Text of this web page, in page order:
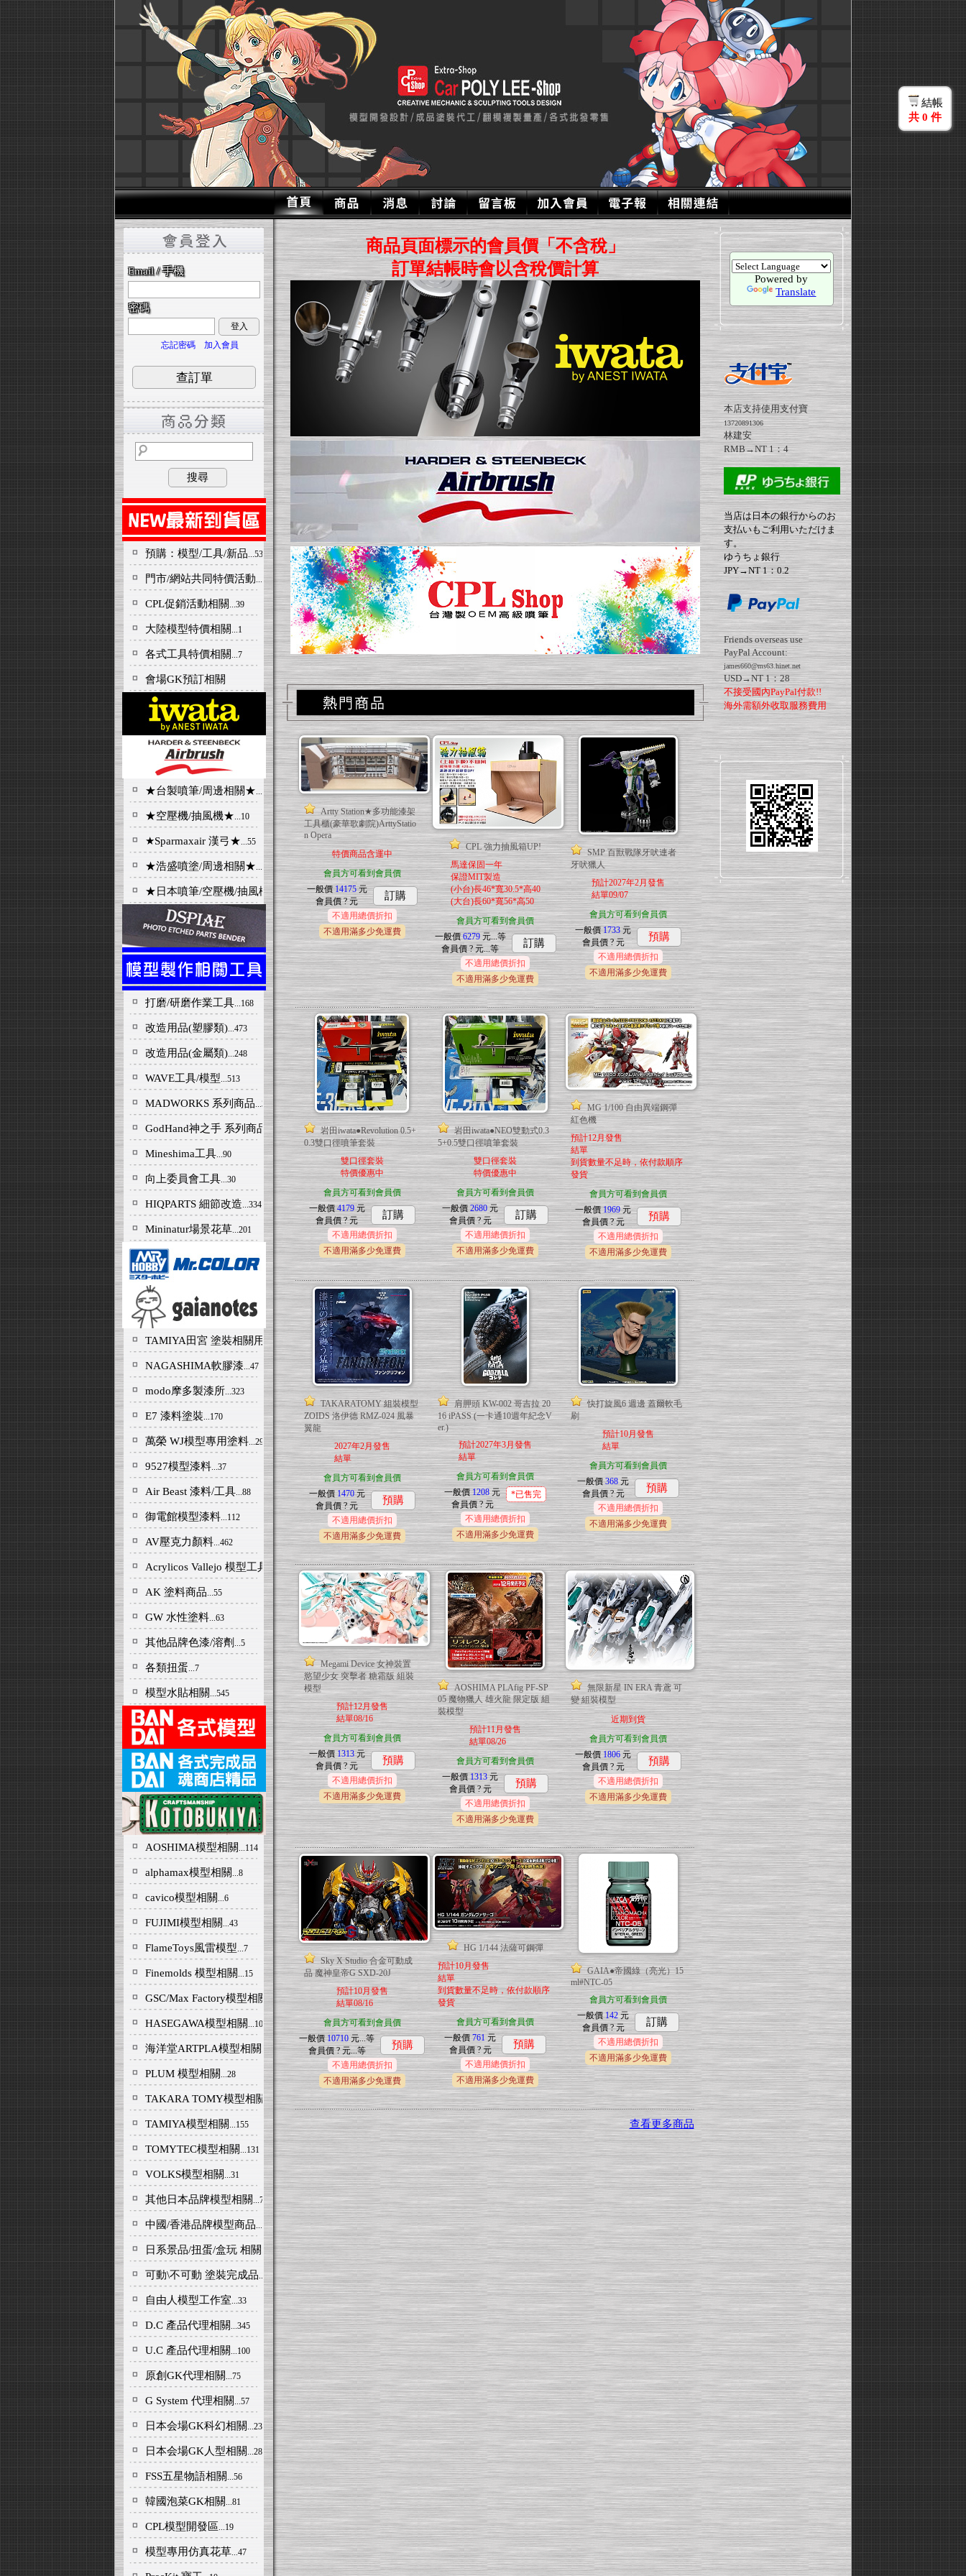
結帳
共 0 件
Email / 手機
密碼
登入
忘記密碼
加入會員
查訂單
搜尋
預購：模型/工具/新品...535
門市/網站共同特價活動...23
CPL促銷活動相關 ...39
大陸模型特價相關 ...1
各式工具特價相關 ...7
會場GK預訂相關
★台製噴筆/周邊相關★...224
★空壓機/抽風機★...10
★Sparmaxair 漢弓★...55
★浩盛噴塗/周邊相關★...54
★日本噴筆/空壓機/抽風機★...90
打磨/研磨作業工具...168
改造用品(塑膠類)...473
改造用品(金屬類)...248
WAVE工具/模型...513
MADWORKS 系列商品...334
GodHand神之手 系列商品 ...164
Mineshima工具...90
向上委員會工具...30
HIQPARTS 細節改造...334
Mininatur場景花草...201
TAMIYA田宮 塗裝相關用品
NAGASHIMA軟膠漆...47
modo摩多製漆所...323
E7 漆料塗裝...170
萬榮 WJ模型專用塗料...29
9527模型漆料...37
Air Beast 漆料/工具...88
御電館模型漆料...112
AV壓克力顏料...462
Acrylicos Vallejo 模型工具商品 ...58
AK 塗料商品...55
GW 水性塗料...63
其他品牌色漆/溶劑 ...5
各類扭蛋...7
模型水貼相關 ...545
AOSHIMA模型相關 ...114
alphamax模型相關 ...8
cavico模型相關 ...6
FUJIMI模型相關 ...43
FlameToys風雷模型...7
Finemolds 模型相關 ...15
GSC/Max Factory模型相關...313
HASEGAWA模型相關 ...101
海洋堂ARTPLA模型相關 ...25
PLUM 模型相關 ...28
TAKARA TOMY模型相關...69
TAMIYA模型相關 ...155
TOMYTEC模型相關 ...131
VOLKS模型相關 ...31
其他日本品牌模型相關 ...73
中國/香港品牌模型商品...137
日系景品/扭蛋/盒玩 相關 ...245
可動\不可動 塗裝完成品...279
自由人模型工作室...33
D.C 產品代理相關 ...345
U.C 產品代理相關 ...100
原創GK代理相關 ...75
G System 代理相關 ...57
日本会場GK科幻相關 ...236
日本会場GK人型相關 ...287
FSS五星物語相關 ...56
韓國泡菜GK相關 ...81
CPL模型開發區...19
模型專用仿真花草...47
商品頁面標示的會員價「不含稅」
訂單結帳時會以含稅價計算
Artty Station★多功能漆架
工具櫃(豪華歌劇院)ArttyStatio
n Opera
特價商品含運中
會員方可看到會員價
一般價 14175元
會員價? 元 訂購
不適用總價折扣
不適用滿多少免運費
CPL 強力抽風箱UP!
馬達保固一年
保證MIT製造
(小台)長46*寬30.5*高40
(大台)長60*寬56*高50
會員方可看到會員價
一般價 6279元...等
會員價? 元...等 訂購
不適用總價折扣
不適用滿多少免運費
SMP 百獸戰隊牙吠連者
牙吠獵人
預計2027年2月發售
結單09/07
會員方可看到會員價
一般價 1733 元
會員價? 元 預購
不適用總價折扣
不適用滿多少免運費
岩田iwata●Revolution 0.5+
0.3雙口徑噴筆套裝
雙口徑套裝
特價優惠中
會員方可看到會員價
一般價 4179元
會員價? 元 訂購
不適用總價折扣
不適用滿多少免運費
岩田iwata●NEO雙動式0.3
5+0.5雙口徑噴筆套裝
雙口徑套裝
特價優惠中
會員方可看到會員價
一般價 2680 元
會員價? 元 訂購
不適用總價折扣
不適用滿多少免運費
MG 1/100 自由異端鋼彈
紅色機
預計12月發售
結單
到貨數量不足時，依付款順序
發貨
會員方可看到會員價
一般價 1969元
會員價? 元 預購
不適用總價折扣
不適用滿多少免運費
TAKARATOMY 組裝模型
ZOIDS 洛伊德 RMZ-024 風暴
翼龍
2027年2月發售
結單
會員方可看到會員價
一般價 1470元
會員價? 元 預購
不適用總價折扣
不適用滿多少免運費
肩胛頭 KW-002 哥吉拉 20
16 iPASS (一卡通10週年紀念V
er.)
預計2027年3月發售
結單
會員方可看到會員價
一般價 1208元
會員價? 元
*已售完
不適用總價折扣
不適用滿多少免運費
快打旋風6 週邊 蓋爾軟毛
刷
預計10月發售
結單
會員方可看到會員價
一般價 368 元
會員價? 元 預購
不適用總價折扣
不適用滿多少免運費
Megami Device 女神裝置
慾望少女 突擊者 糖霜版 組裝
模型
預計12月發售
結單08/16
會員方可看到會員價
一般價 1313元
會員價 ? 元 預購
不適用總價折扣
不適用滿多少免運費
AOSHIMA PLAfig PF-SP
05 魔物獵人 雄火龍 限定版 組
裝模型
預計11月發售
結單08/26
會員方可看到會員價
一般價 1313元
會員價? 元 預購
不適用總價折扣
不適用滿多少免運費
無限新星 IN ERA 青鳶 可
變 組裝模型
近期到貨
會員方可看到會員價
一般價 1806 元
會員價? 元 預購
不適用總價折扣
不適用滿多少免運費
Sky X Studio 合金可動成
品 魔神皇帝G SXD-20J
預計10月發售
結單08/16
會員方可看到會員價
一般價 10710 元...等
會員價? 元... 等 預購
不適用總價折扣
不適用滿多少免運費
HG 1/144 法薩可鋼彈
預計10月發售
結單
到貨數量不足時，依付款順序
發貨
會員方可看到會員價
一般價 761 元
會員價? 元 預購
不適用總價折扣
不適用滿多少免運費
GAIA●帝國綠（亮光）15
ml#NTC-05
會員方可看到會員價
一般價 142 元
會員價? 元 訂購
不適用總價折扣
不適用滿多少免運費
查看更多商品
Powered by
Translate
本店支持使用支付寶
13720891306
林建安
RMB→NT 1：4
当店は日本の銀行からのお
支払いもご利用いただけま
す。
ゆうちょ銀行
JPY→NT 1：0.2
Friends overseas use
PayPal Account:
james660@ms63.hinet.net
USD→NT 1：28
不接受國內PayPal付款!!
海外需額外收取服務費用